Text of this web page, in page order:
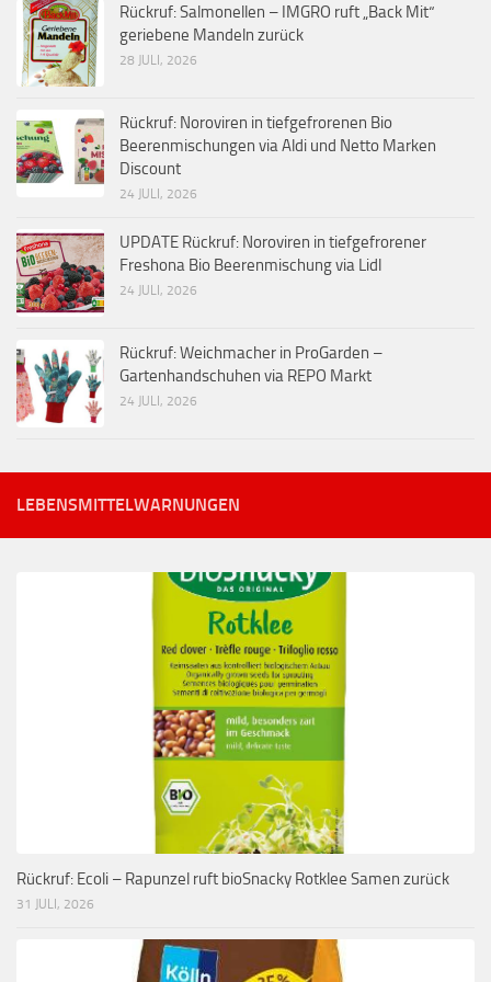
Rückruf: Salmonellen – IMGRO ruft „Back Mit“
geriebene Mandeln zurück
28 JULI, 2026
Rückruf: Noroviren in tiefgefrorenen Bio
Beerenmischungen via Aldi und Netto Marken
Discount
24 JULI, 2026
UPDATE Rückruf: Noroviren in tiefgefrorener
Freshona Bio Beerenmischung via Lidl
24 JULI, 2026
Rückruf: Weichmacher in ProGarden –
Gartenhandschuhen via REPO Markt
24 JULI, 2026
LEBENSMITTELWARNUNGEN
Rückruf: Ecoli – Rapunzel ruft bioSnacky Rotklee Samen zurück
31 JULI, 2026